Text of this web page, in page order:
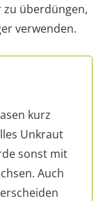
überdüngen,
verwenden.
kurz
Unkraut
sonst mit
Auch